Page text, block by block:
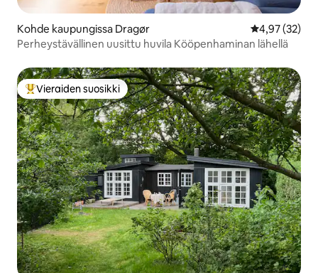
Kohde kaupungissa Dragør
4,97 (32)
Perheystävällinen uusittu huvila Kööpenhaminan lähellä
Vieraiden suosikkien parhaimmistoa
Vieraiden suosikki